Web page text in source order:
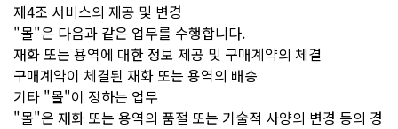
제4조 서비스의 제공 및 변경
"몰"은 다음과 같은 업무를 수행합니다.
재화 또는 용역에 대한 정보 제공 및 구매계약의 체결
구매계약이 체결된 재화 또는 용역의 배송
기타 "몰"이 정하는 업무
"몰"은 재화 또는 용역의 품절 또는 기술적 사양의 변경 등의 경